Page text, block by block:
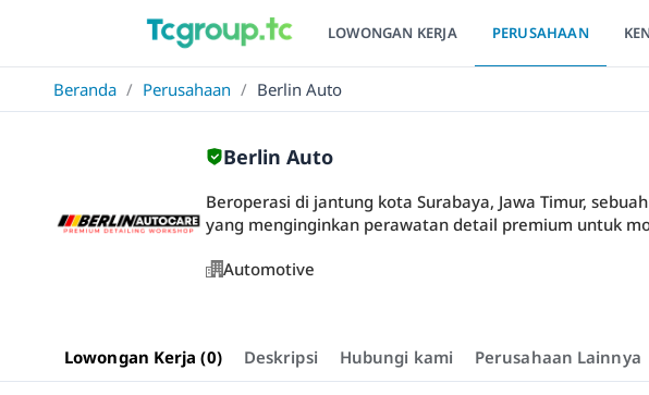
LOWONGAN KERJA PERUSAHAAN
Beranda / Perusahaan / Berlin Auto
Berlin Auto
Beroperasi di jantung kota Surabaya, Jawa Timur,
yang menginginkan perawatan detail premium untuk
Automotive
Lowongan Kerja (0) Deskripsi Hubungi kami Perusahaan Lainnya